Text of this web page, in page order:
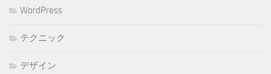
WordPress
テクニック
デザイン